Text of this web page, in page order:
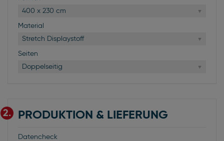
400 x 230 cm
Material
Stretch Displaystoff
Seiten
Doppelseitig
2. PRODUKTION & LIEFERUNG
Datencheck